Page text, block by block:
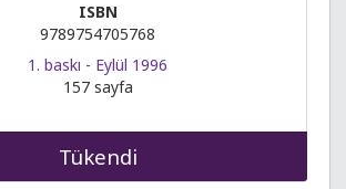
ISBN
9789754705768
1. baskı - Eylül 1996
157 sayfa
Tükendi